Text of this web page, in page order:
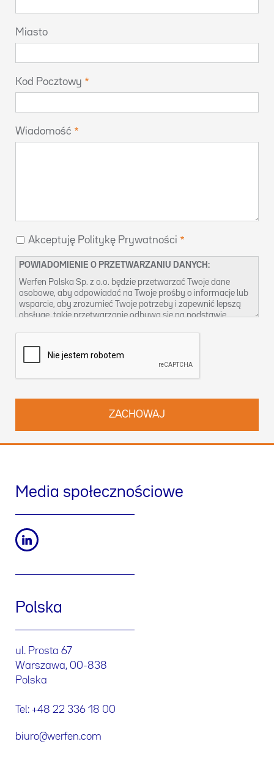
Miasto
Kod Pocztowy
Wiadomość
Akceptuję Politykę Prywatności
POWIADOMIENIE O PRZETWARZANIU DANYCH:
Werfen Polska Sp. z o.o. będzie przetwarzać Twoje dane
osobowe, aby odpowiadać na Twoje prośby o informacje lub
wsparcie, aby zrozumieć Twoje potrzeby i zapewnić lepszą
obsługę, takie przetwarzanie odbywa się na podstawie
sposobu korzystania ze swoich praw możesz znaleźć w
Polityce prywatności
Media społecznościowe
Polska
ul. Prosta 67
Warszawa, 00-838
Polska
Tel: +48 22 336 18 00
biuro@werfen.com